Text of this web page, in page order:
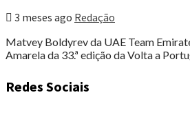
3 meses ago Redação
Matvey Boldyrev da UAE Team
Amarela da 33.ª edição da Volta a
Redes Sociais